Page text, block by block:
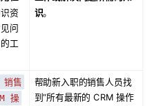
资
问
工
识。
售
操
帮助新入职的销售人员找
到“所有最新的 CRM 操作